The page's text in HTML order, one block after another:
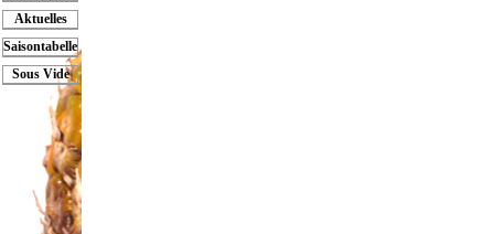
Aktuelles
Saisontabelle
Sous Vide